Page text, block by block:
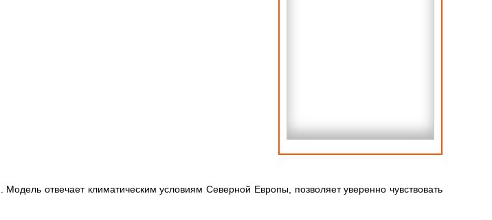
отвечает климатическим условиям Северной Европы, позволяет уверенно чувствовать